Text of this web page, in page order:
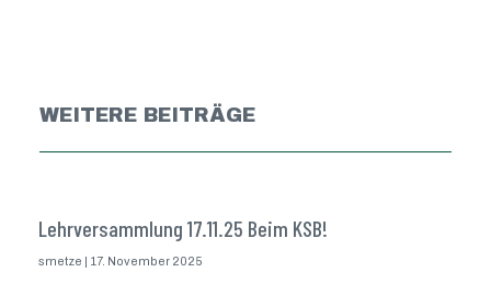
WEITERE BEITRÄGE
Lehrversammlung 17.11.25 Beim KSB!
smetze 17. November 2025